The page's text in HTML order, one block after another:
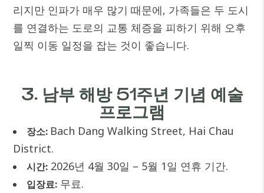
리지만 인파가 매우 많기 때문에, 가족들은 두 도시
를 연결하는 도로의 교통 체증을 피하기 위해 오후
일찍 이동 일정을 잡는 것이 좋습니다.
3. 남부 해방 51주년 기념 예술
프로그램
장소: Bach Dang Walking Street, Hai Chau
District.
시간: 2026년 4월 30일 – 5월 1일 연휴 기간.
입장료: 무료.